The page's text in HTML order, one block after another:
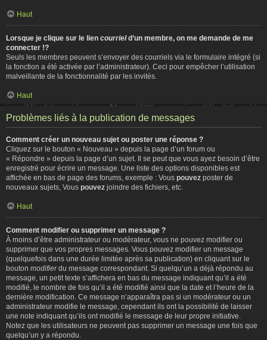
Haut
Lorsque je clique sur le lien courrield’un membre, on me demande de me
connecter !?
Seuls les membres peuvent s’envoyer des courriels via le formulaire intégré (si
la fonction a été activée par l’administrateur). Ceci pour empêcher l’utilisation
malveillante de la fonctionnalité par les invités.
Haut
Problèmes liés à la publication de messages
Comment créer un nouveau sujet ou poster une réponse ?
Cliquez sur le bouton « Nouveau » depuis la page d’un forum ou
« Répondre » depuis la page d’un sujet. Il se peut que vous ayez besoin d’être
enregistré pour écrire un message. Une liste des options disponibles est
affichée en bas de page des forums, exemple : Vous pouvez poster de
nouveaux sujets, Vous pouvez joindre des fichiers, etc.
Haut
Comment modifier ou supprimer un message ?
À moins d’être administrateur ou modérateur, vous ne pouvez modifier ou
supprimer que vos propres messages. Vous pouvez modifier un message
(quelquefois dans une durée limitée après sa publication) en cliquant sur le
bouton modifierdu message correspondant. Si quelqu’un a déjà répondu au
message, un petit texte s’affichera en bas du message indiquant qu’il a été
modifié, le nombre de fois qu’il a été modifié ainsi que la date et l’heure de la
dernière modification. Ce message n’apparaîtra pas si un modérateur ou un
administrateur modifie le message, cependant ils ont la possibilité de laisser
une note indiquant qu’ils ont modifié le message de leur propre initiative.
Notez que les utilisateurs ne peuvent pas supprimer un message une fois que
quelqu’un y a répondu.